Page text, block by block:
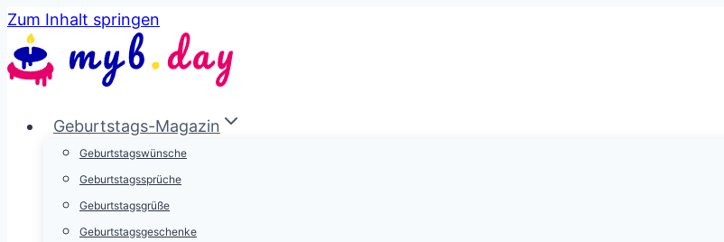
Zum Inhalt springen
Geburtstags-Magazin
Geburtstagswünsche
Geburtstagssprüche
Geburtstagsgrüße
Geburtstagsgeschenke